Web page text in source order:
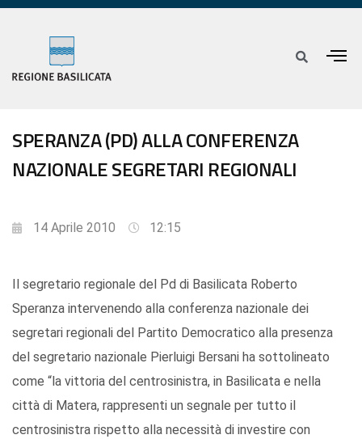
SPERANZA (PD) ALLA CONFERENZA
NAZIONALE SEGRETARI REGIONALI
14 Aprile 2010 12:15
Il segretario regionale del Pd di Basilicata Roberto
Speranza intervenendo alla conferenza nazionale dei
segretari regionali del Partito Democratico alla presenza
del segretario nazionale Pierluigi Bersani ha sottolineato
come “la vittoria del centrosinistra, in Basilicata e nella
città di Matera, rappresenti un segnale per tutto il
centrosinistra rispetto alla necessità di investire con